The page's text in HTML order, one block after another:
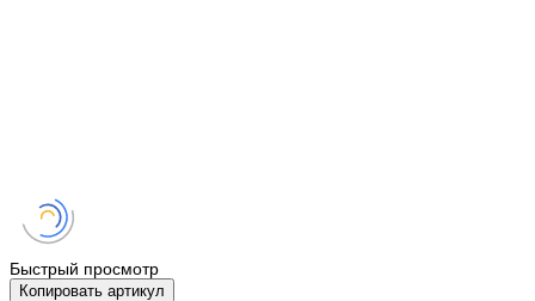
Быстрый просмотр
Копировать артикул